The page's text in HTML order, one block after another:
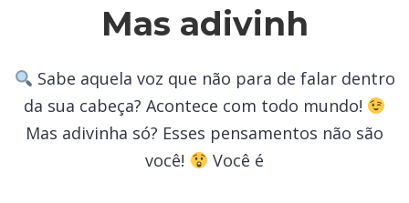
Mas adivinh
Sabe aquela voz que não para de falar dentro
da sua cabeça? Acontece com todo mundo!
Mas adivinha só? Esses pensamentos não são
você!
Você é